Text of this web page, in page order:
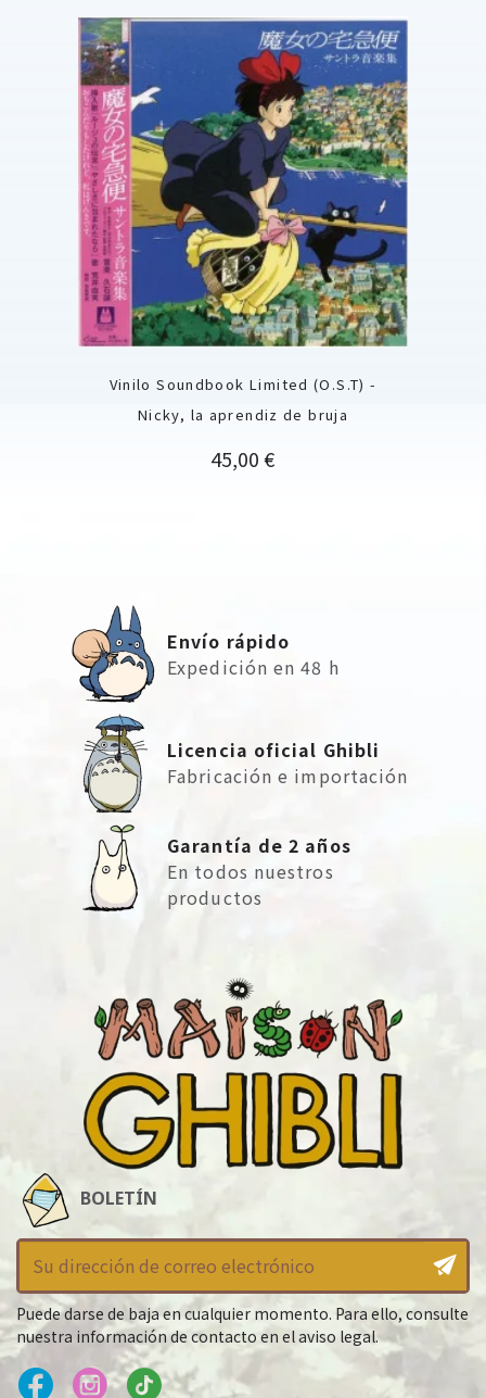
Vinilo Soundbook Limited (O.S.T) -
Nicky, la aprendiz de bruja
Precio
45,00 €
Envío rápido
Expedición en 48 h
Licencia oficial Ghibli
Fabricación e importación
Garantía de 2 años
En todos nuestros
productos
BOLETÍN
Puede darse de baja en cualquier momento. Para ello, consulte
nuestra información de contacto en el aviso legal.